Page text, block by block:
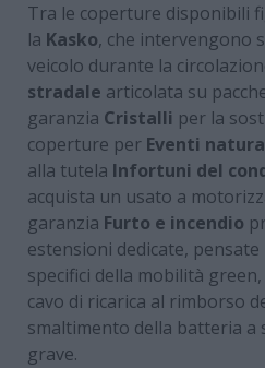
Tra le coperture disponibili
la Kasko, che intervengono
veicolo durante la
stradale articolata su
garanzia Cristalli per la
coperture per Eventi
alla tutela Infortuni del
acquista un usato a
garanzia Furto e incendio
estensioni dedicate,
specifici della mobilità
cavo di ricarica al rimborso
smaltimento della batteria
grave.